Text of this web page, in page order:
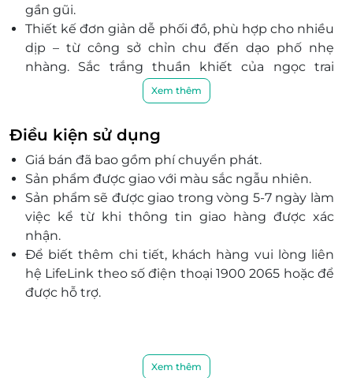
gần gũi.
Thiết kế đơn giản dễ phối đồ, phù hợp cho nhiều
dịp – từ công sở chỉn chu đến dạo phố nhẹ
nhàng. Sắc trắng thuần khiết của ngọc trai
mang đến điểm nhấn nhẹ nhàng nhưng đầy
tinh tế, tôn lên vẻ duyên dáng và thanh tao của
người đeo.
Nếu bạn yêu thích sự nhẹ nhàng nhưng vẫn
muốn tạo dấu ấn riêng, SR0085 là lựa chọn
không thể bỏ lỡ.
Xem thêm
Điều kiện sử dụng
Giá bán đã bao gồm phí chuyển phát.
Sản phẩm được giao với màu sắc ngẫu nhiên.
Sản phẩm sẽ được giao trong vòng 5-7 ngày làm
việc kể từ khi thông tin giao hàng được xác
nhận.
Để biết thêm chi tiết, khách hàng vui lòng liên
hệ LifeLink theo số điện thoại 1900 2065 hoặc để
được hỗ trợ.
Xem thêm